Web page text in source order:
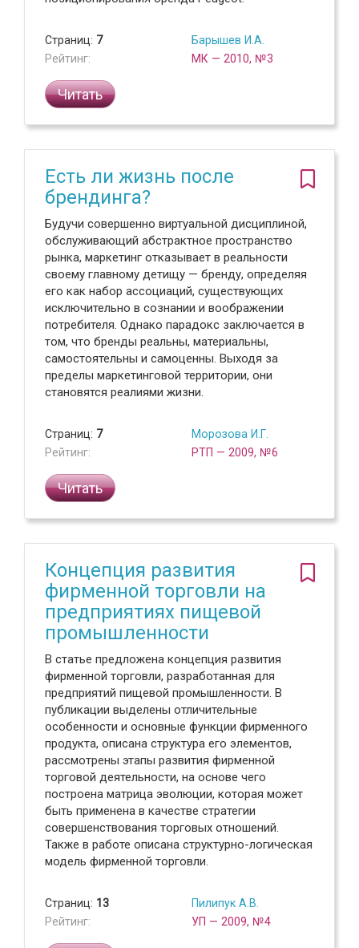
Страниц: 7
Рейтинг:
Барышев И.А.
МК — 2010, №3
Читать
Есть ли жизнь после
брендинга?
Будучи совершенно виртуальной дисциплиной,
обслуживающий абстрактное пространство
рынка, маркетинг отказывает в реальности
своему главному детищу — бренду, определяя
его как набор ассоциаций, существующих
исключительно в сознании и воображении
потребителя. Однако парадокс заключается в
том, что бренды реальны, материальны,
самостоятельны и самоценны. Выходя за
пределы маркетинговой территории, они
становятся реалиями жизни.
Страниц: 7
Рейтинг:
Морозова И.Г.
РТП — 2009, №6
Читать
Концепция развития
фирменной торговли на
предприятиях пищевой
промышленности
В статье предложена концепция развития
фирменной торговли, разработанная для
предприятий пищевой промышленности. В
публикации выделены отличительные
особенности и основные функции фирменного
продукта, описана структура его элементов,
рассмотрены этапы развития фирменной
торговой деятельности, на основе чего
построена матрица эволюции, которая может
быть применена в качестве стратегии
совершенствования торговых отношений.
Также в работе описана структурно-логическая
модель фирменной торговли.
Страниц: 13
Рейтинг:
Пилипук А.В.
УП — 2009, №4